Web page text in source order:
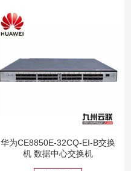
华为CE8850E-32CQ-EI-B交换
机 数据中心交换机